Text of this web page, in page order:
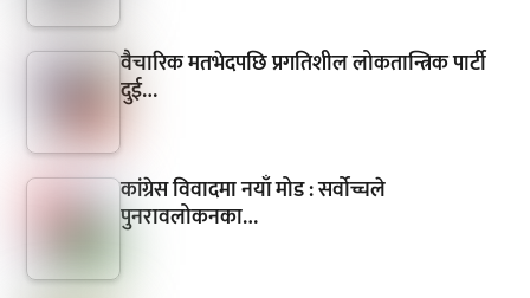
वैचारिक मतभेदपछि प्रगतिशील लोकतान्त्रिक पार्टी
दुई…
कांग्रेस विवादमा नयाँ मोड : सर्वोच्चले
पुनरावलोकनका…